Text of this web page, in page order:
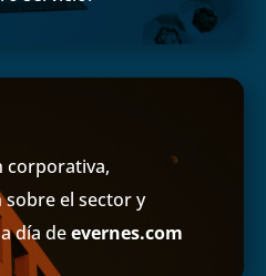
corporativa,
el sector y
día deevernes.com